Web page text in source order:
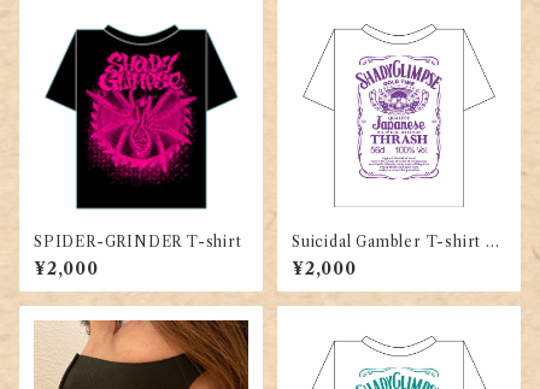
SPIDER-GRINDER T-shirt
¥2,000
Suicidal Gambler T-shirt W
hite x Purple
¥2,000